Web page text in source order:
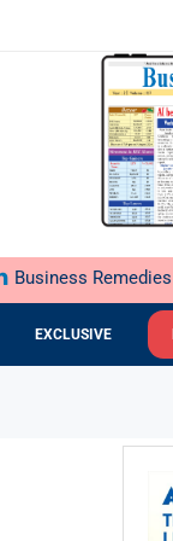
Business Remedies
EXCLUSIVE